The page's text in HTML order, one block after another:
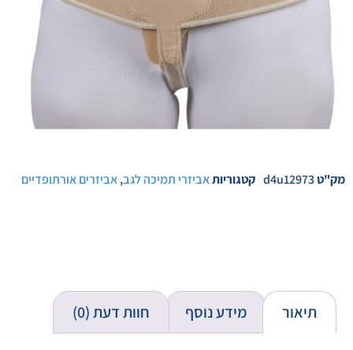
מק"טd4u12973 קטגוריותאביזרי תמיכה לגב,אביזרים אורתופדיים
תיאור מידע נוסף חוות דעת (0)